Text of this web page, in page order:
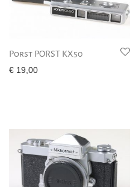
Porst PORST KX50
€ 19,00